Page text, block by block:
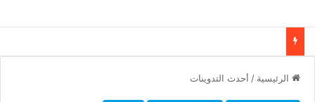
الرئيسية / أحدث التدوينات